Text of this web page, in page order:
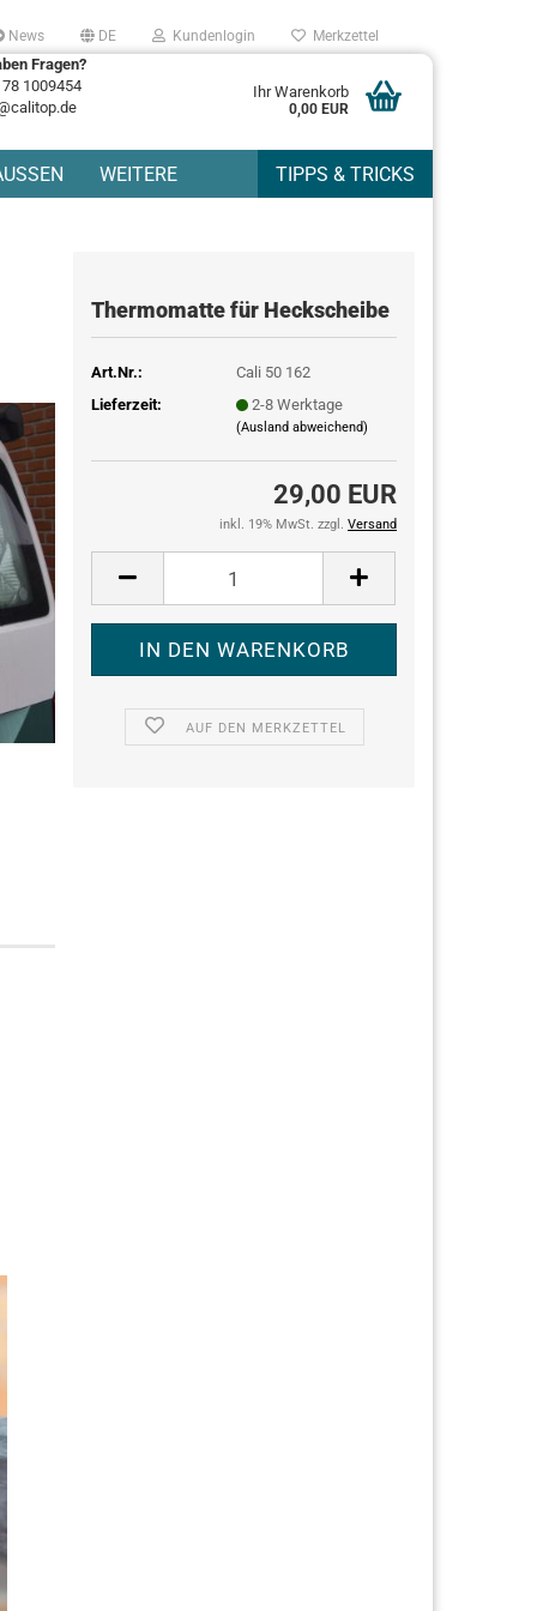
News DE Kundenlogin Merkzettel
Fragen?
1009454
Ihr Warenkorb
0,00 EUR
TIPPS & TRICKS
WEITERE
Thermomatte für Heckscheibe
Art.Nr.:
Cali 50 162
Lieferzeit:
2-8 Werktage
(Ausland abweichend)
29,00 EUR
inkl. 19% MwSt. zzgl. Versand
AUF DEN MERKZETTEL